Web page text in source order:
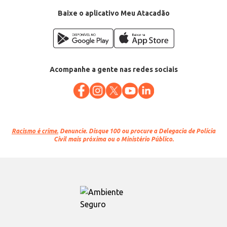
Baixe o aplicativo Meu Atacadão
Acompanhe a gente nas redes sociais
Racismo é crime. Denuncie. Disque 100 ou procure a Delegacia de Polícia
Civil mais próxima ou o Ministério Público.